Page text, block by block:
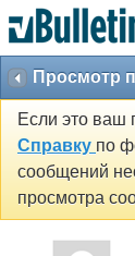
Просмотр
Если это ваш
Справку по
сообщений
просмотра